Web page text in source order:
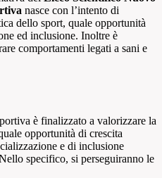
nasce con l’intento di
dello sport, quale opportunità
ed inclusione. Inoltre è
comportamenti legati a sani e
è finalizzato a valorizzare la
opportunità di crescita
e di inclusione
specifico, si perseguiranno le